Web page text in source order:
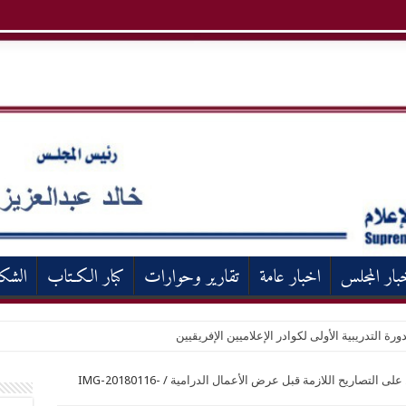
المجلس اخبار عامة تقارير وحوارات كبار الكـتاب
التدريبية الأولى لكوادر الإعلاميين الإفريقيين
على التصاريح اللازمة قبل عرض الأعمال الدرامية /
IMG-20180116-